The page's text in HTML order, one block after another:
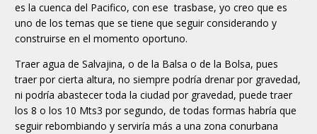
es la cuenca del Pacifico, con ese trasbase, yo creo que es
uno de los temas que se tiene que seguir considerando y
construirse en el momento oportuno.
Traer agua de Salvajina, o de la Balsa o de la Bolsa, pues
traer por cierta altura, no siempre podría drenar por gravedad,
ni podría abastecer toda la ciudad por gravedad, puede traer
los 8 o los 10 Mts3 por segundo, de todas formas habría que
seguir rebombiando y serviría más a una zona conurbana